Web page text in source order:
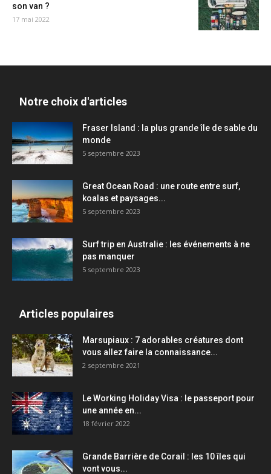
son van ?
17 mai 2022
Notre choix d'articles
Fraser Island : la plus grande île de sable du
monde
5 septembre 2023
Great Ocean Road : une route entre surf,
koalas et paysages...
5 septembre 2023
Surf trip en Australie : les événements à ne
pas manquer
5 septembre 2023
Articles populaires
Marsupiaux : 7 adorables créatures dont
vous allez faire la connaissance...
2 septembre 2021
Le Working Holiday Visa : le passeport pour
une année en...
18 février 2022
Grande Barrière de Corail : les 10 îles qui
vont vous...